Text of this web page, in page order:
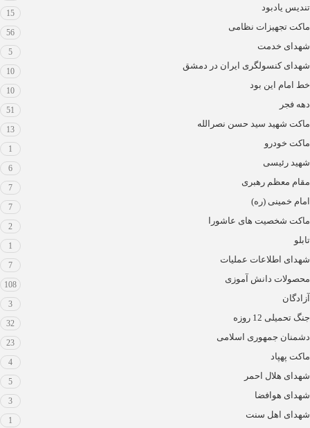
تندیس یادبود
15
ماکت تجهیزات نظامی
56
شهدای خدمت
5
شهدای کنسولگری ایران در دمشق
10
خط امام این بود
10
دهه فجر
51
ماکت شهید سید حسن نصرالله
13
ماکت خودرو
1
شهید رئیسی
6
مقام معظم رهبری
7
امام خمینی (ره)
7
ماکت شخصیت های عاشورا
2
تابلو
1
شهدای اطلاعات عملیات
7
محصولات دانش آموزی
108
آزادگان
3
جنگ تحمیلی 12 روزه
32
دشمنان جمهوری اسلامی
23
ماکت پهپاد
4
شهدای هلال احمر
5
شهدای هوافضا
3
شهدای اهل سنت
1